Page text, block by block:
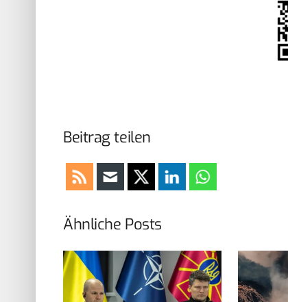
Beitrag teilen
Ähnliche Posts